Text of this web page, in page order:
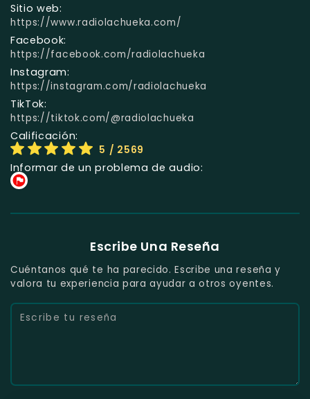
Sitio web:
https://www.radiolachueka.com/
Facebook:
https://facebook.com/radiolachueka
Instagram:
https://instagram.com/radiolachueka
TikTok:
https://tiktok.com/@radiolachueka
Calificación:
5 / 2569
Informar de un problema de audio:
Escribe Una Reseña
Cuéntanos qué te ha parecido. Escribe una reseña y
valora tu experiencia para ayudar a otros oyentes.